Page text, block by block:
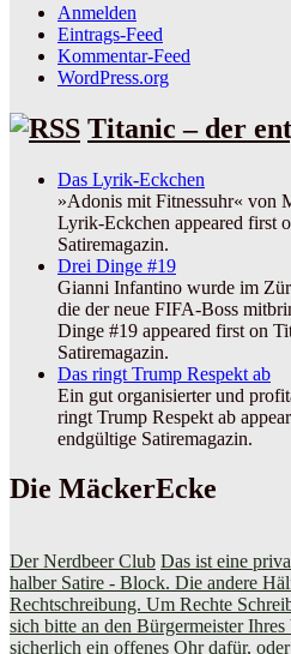
Anmelden
Eintrags-Feed
Kommentar-Feed
WordPress.org
Titanic – der
Das Lyrik-Eckchen
»Adonis mit Fitnessuhr« von
Lyrik-Eckchen appeared first
Satiremagazin.
Drei Dinge #19
Gianni Infantino wurde im
die der neue FIFA-Boss
Dinge #19 appeared first on
Satiremagazin.
Das ringt Trump Respekt ab
Ein gut organisierter und
ringt Trump Respekt ab
endgültige Satiremagazin.
Die MäckerEcke
Der Nerdbeer Club Das ist eine
halber Satire - Block. Die andere
Rechtschreibung. Um Rechte
sich bitte an den Bürgermeister Ihres
sicherlich ein offenes Ohr dafür,